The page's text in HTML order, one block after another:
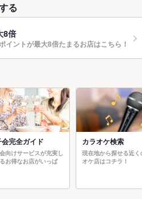
る
8倍
イントが最大8倍たまるお店はこちら！
完全ガイド
向けサービスが充実し
お得なお店がいっぱ
カラオケ検索
現在地から探せる近く
オケ店はコチラ！